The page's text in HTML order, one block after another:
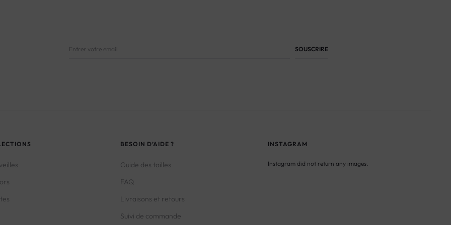
BESOIN D’AIDE ?
Guide des tailles
FAQ
Livraisons et retours
Suivi de commande
INSTAGRAM
Instagram did not return any images.